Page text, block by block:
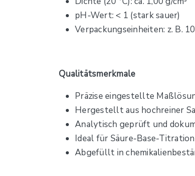
pH-Wert: < 1 (stark sauer)
Verpackungseinheiten: z. B.
Qualitätsmerkmale
Präzise eingestellte
Hergestellt aus hochreiner
Analytisch geprüft und
Ideal für Säure-Base-
Abgefüllt in